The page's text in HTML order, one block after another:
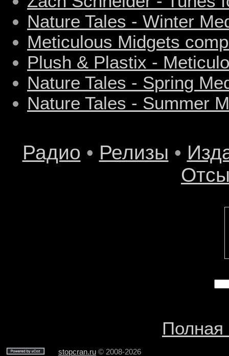
Nature Tales - Winter
Meticulous Midgets
Plush & Plastix -
Nature Tales - Spring
Nature Tales - Summer
Радио • Релизы •
Полная
stopcran.ru © 2008-2026